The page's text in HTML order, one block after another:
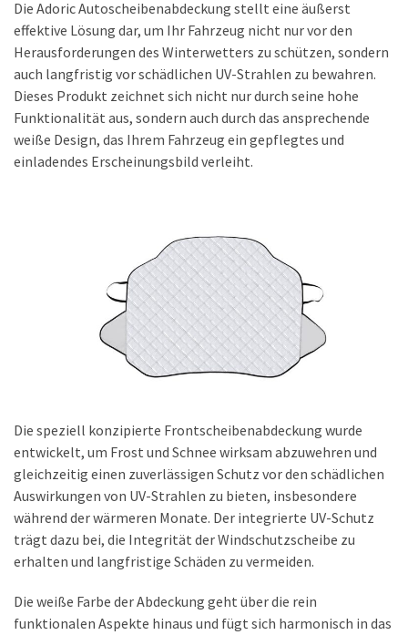
Zukunft
der
Mobilität:
Geteilte
Mobilität
und
neue
Reiserrevolution
MOST
USED
CATEGORIES
REINIGUNG
Die Adoric Autoscheibenabdeckung stellt eine äußerst
effektive Lösung dar, um Ihr Fahrzeug nicht nur vor den
Herausforderungen des Winterwetters zu schützen, sondern
auch langfristig vor schädlichen UV-Strahlen zu bewahren.
Dieses Produkt zeichnet sich nicht nur durch seine hohe
Funktionalität aus, sondern auch durch das ansprechende
weiße Design, das Ihrem Fahrzeug ein gepflegtes und
einladendes Erscheinungsbild verleiht.
Die speziell konzipierte Frontscheibenabdeckung wurde
entwickelt, um Frost und Schnee wirksam abzuwehren und
gleichzeitig einen zuverlässigen Schutz vor den schädlichen
Auswirkungen von UV-Strahlen zu bieten, insbesondere
während der wärmeren Monate. Der integrierte UV-Schutz
trägt dazu bei, die Integrität der Windschutzscheibe zu
erhalten und langfristige Schäden zu vermeiden.
Die weiße Farbe der Abdeckung geht über die rein
funktionalen Aspekte hinaus und fügt sich harmonisch in das